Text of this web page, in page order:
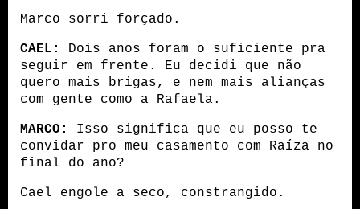
Marco sorri forçado.
CAEL:
Dois anos foram o suficiente pra
seguir em frente. Eu decidi que não
quero mais brigas, e nem mais alianças
com gente como a Rafaela.
MARCO:
Isso significa que eu posso te
convidar pro meu casamento com Raíza no
final do ano?
Cael engole a seco, constrangido.